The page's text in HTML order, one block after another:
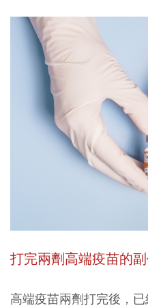
打完兩劑高端疫苗的
高端疫苗兩劑打完後，